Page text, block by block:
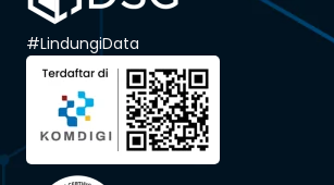
#LindungiData